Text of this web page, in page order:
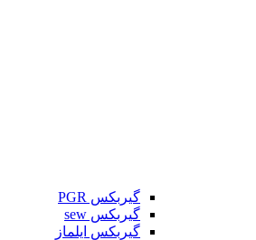
گیربکس PGR
گیربکس sew
گیربکس ایلماز